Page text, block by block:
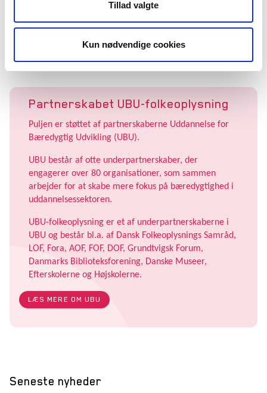
Tillad valgte
Kun nødvendige cookies
Karavanen skal optræde under Bibliotekernes
publikum i biodiversitet – og forhåbentlig leve videre
ved andre arrangementer.
Partnerskabet UBU-folkeoplysning
Puljen er støttet af partnerskaberne Uddannelse for
Bæredygtig Udvikling (UBU).
UBU består af otte underpartnerskaber, der
engagerer over 80 organisationer, som sammen
arbejder for at skabe mere fokus på bæredygtighed i
uddannelsessektoren.
UBU-folkeoplysning er et af underpartnerskaberne i
UBU og består bl.a. af Dansk Folkeoplysnings Samråd,
LOF, Fora, AOF, FOF, DOF, Grundtvigsk Forum,
Danmarks Biblioteksforening, Danske Museer,
Efterskolerne og Højskolerne.
LÆS MERE OM UBU
Seneste nyheder